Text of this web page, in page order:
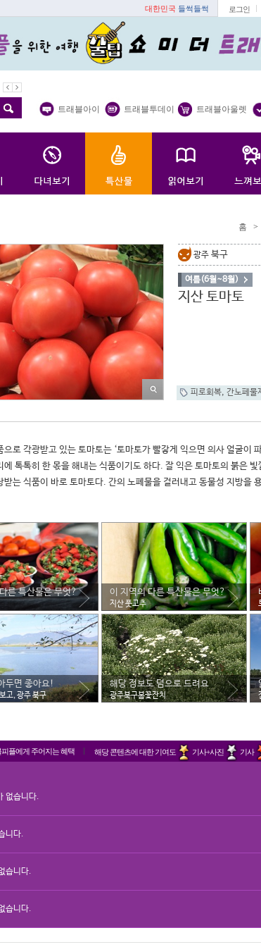
대한민국 들썩들썩 로그인
미 더 트래블아이
트래블아이 트래블투데이 트래블아울렛
홈 >
광주 북구
여름(6월~8월)
지산 토마토
피로회복, 간노페물
으로 각광받고 있는 토마토는 ‘토마토가 빨갛게 익으면 의사 얼굴이
에 톡톡히 한 몫을 해내는 식품이기도 하다. 잘 익은 토마토의 붉은
받는 식품이 바로 토마토다. 간의 노폐물을 걸러내고 동물성 지방을
른 특산물은 무엇? 이 지역의 다른 특산물은 무엇?
지산 풋고추
두면 좋아요!
고, 광주 북구
해당 정보도 덤으로 드려요
광주북구봄꽃잔치
피플에게 주어지는 혜택 해당 콘텐츠에 대한 기여도 기사+사진 기사
없습니다.
니다.
습니다.
습니다.